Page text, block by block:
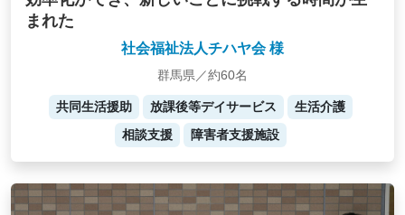
まれた
社会福祉法人チハヤ会 様
群馬県／約60名
共同生活援助 放課後等デイサービス
生活介護
相談支援
障害者支援施設